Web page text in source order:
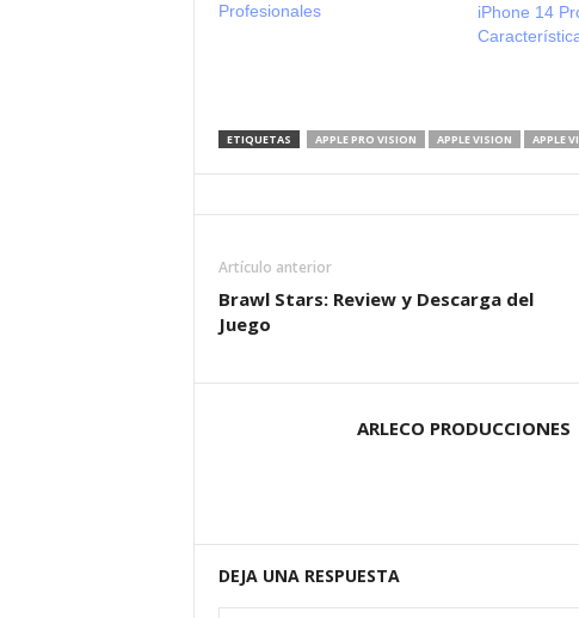
Profesionales
iPhone 14
ETIQUETAS APPLE PRO VISION APPLE VISION APPLE
Artículo anterior
Brawl Stars: Review y Descarga del
Juego
ARLECO PRODUCCIONES
DEJA UNA RESPUESTA